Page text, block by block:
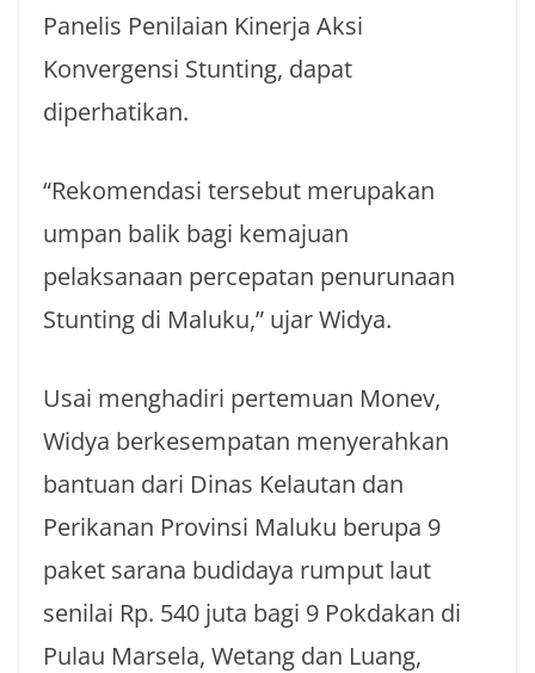
Panelis Penilaian Kinerja Aksi
Konvergensi Stunting, dapat
diperhatikan.
“Rekomendasi tersebut merupakan
umpan balik bagi kemajuan
pelaksanaan percepatan penurunaan
Stunting di Maluku,” ujar Widya.
Usai menghadiri pertemuan Monev,
Widya berkesempatan menyerahkan
bantuan dari Dinas Kelautan dan
Perikanan Provinsi Maluku berupa 9
paket sarana budidaya rumput laut
senilai Rp. 540 juta bagi 9 Pokdakan di
Pulau Marsela, Wetang dan Luang,